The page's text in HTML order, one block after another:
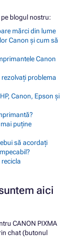
blogul nostru:
mărci din lume
Canon și cum să
Canon
problema
Canon, Epson și
puține
să acordați
aici
CANON PIXMA
chat (butonul